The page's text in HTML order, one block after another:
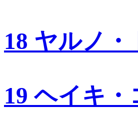
18 ヤルノ
19 ヘイキ